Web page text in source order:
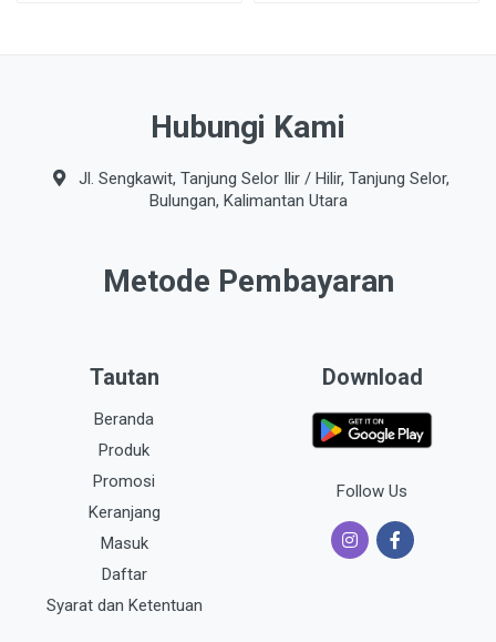
Hubungi Kami
Jl. Sengkawit, Tanjung Selor Ilir / Hilir, Tanjung Selor,
Bulungan, Kalimantan Utara
Metode Pembayaran
Tautan
Beranda
Produk
Promosi
Keranjang
Masuk
Daftar
Syarat dan Ketentuan
Download
Follow Us